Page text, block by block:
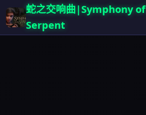
蛇之交响曲|Symphony
Serpent